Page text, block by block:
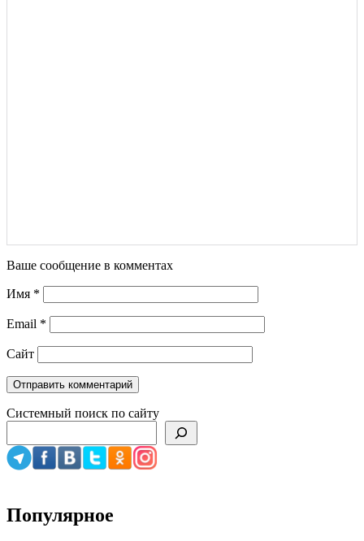
Ваше сообщение в комментах
Имя *
Email *
Сайт
Системный поиск по сайту
Популярное